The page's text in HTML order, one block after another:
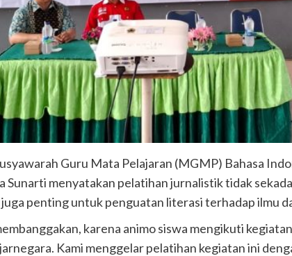
Guru Mata Pelajaran (MGMP) Bahasa
Sunarti menyatakan pelatihan jurnalistik tidak
penting untuk penguatan literasi terhadap ilmu
karena animo siswa mengikuti
Kami menggelar pelatihan kegiatan ini